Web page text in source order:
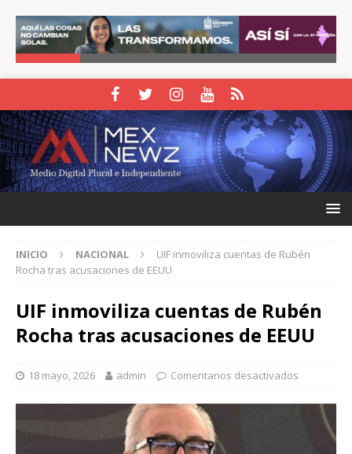
INICIO NACIONAL
UIF inmoviliza cuentas de Rubén
Rocha tras acusaciones de EEUU
UIF inmoviliza cuentas de Rubén
Rocha tras acusaciones de EEUU
18 mayo, 2026 admin Comentarios desactivados